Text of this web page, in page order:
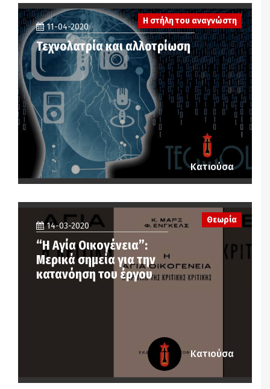
Η στήλη του αναγνώστη
11-04-2020
Τεχνολατρία και αλλοτρίωση
Κατιούσα
14-03-2020
“Η Αγία Οικογένεια”:
Μερικά σημεία για την
κατανόηση του έργου
Θεωρία
Κατιούσα